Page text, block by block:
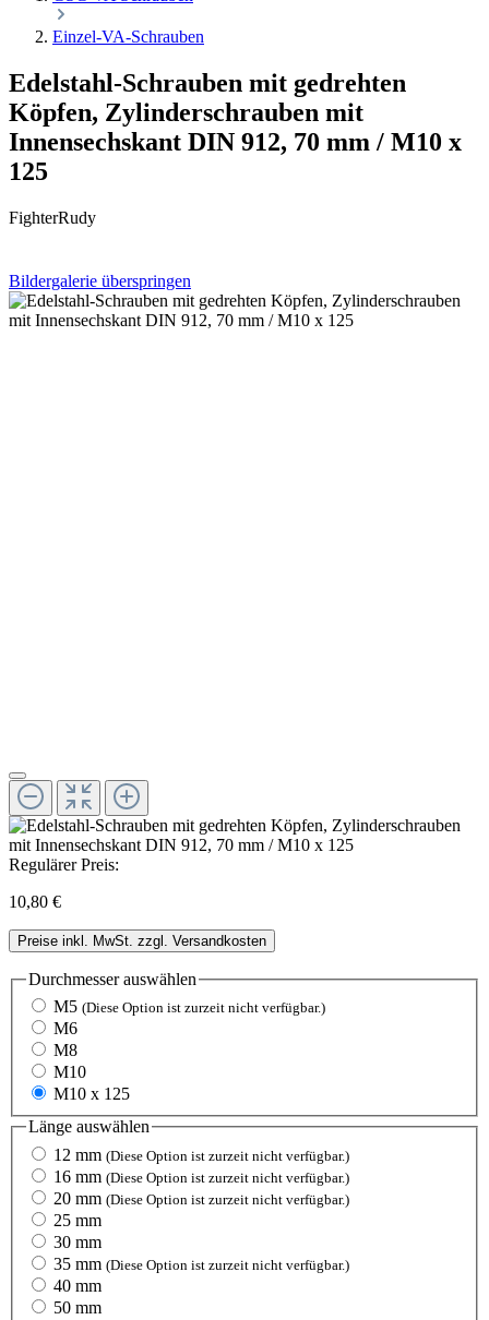
Einzel-VA-Schrauben
Edelstahl-Schrauben mit gedrehten
Köpfen, Zylinderschrauben mit
Innensechskant DIN 912, 70 mm / M10 x
125
FighterRudy
Bildergalerie überspringen
Regulärer Preis:
10,80 €
Preise inkl. MwSt. zzgl. Versandkosten
Durchmesserauswählen
M5 (Diese Option ist zurzeit nicht verfügbar.)
M6
M8
M10
M10 x 125
Länge auswählen
12 mm (Diese Option ist zurzeit nicht verfügbar.)
16 mm (Diese Option ist zurzeit nicht verfügbar.)
20 mm (Diese Option ist zurzeit nicht verfügbar.)
25 mm
30 mm
35 mm (Diese Option ist zurzeit nicht verfügbar.)
40 mm
50 mm